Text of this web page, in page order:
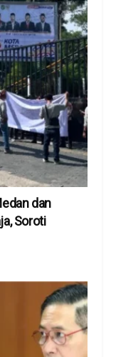
dan
Soroti